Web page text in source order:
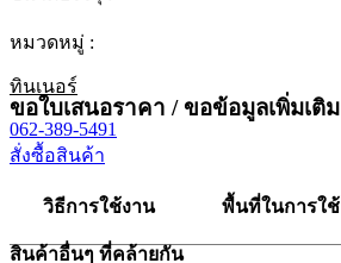
หมวดหมู่ :
ทินเนอร์
ขอใบเสนอราคา / ขอข้อมูลเพิ่มเติม
062-389-5491
สั่งซื้อสินค้า
วิธีการใช้งาน พื้นที่ในการใช้
สินค้าอื่นๆ ที่คล้ายกัน